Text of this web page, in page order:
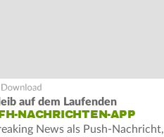
auf dem Laufenden
NACHRICHTEN-APP
News als Push-Nachricht,